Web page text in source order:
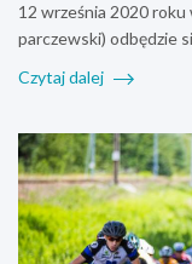
12 września 2020
parczewski) odbędzie
Czytaj dalej